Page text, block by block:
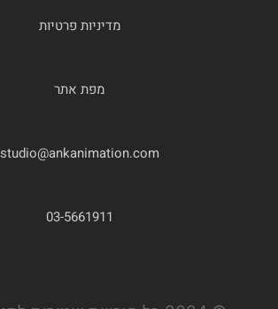
מדיניות פרטיות
מפת אתר
studio@ankanimation.com
03-5661911